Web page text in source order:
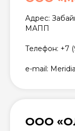
Адрес:
МАПП
Телефон: +7
e-mail:
ООО